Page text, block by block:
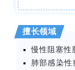
擅长领域
慢性阻塞性
肺部感染